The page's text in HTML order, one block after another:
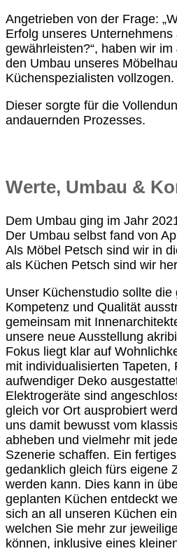
Angetrieben von der Frage:
Erfolg unseres
gewährleisten?“, haben wir
den Umbau unseres
Küchenspezialisten vollzogen.
Dieser sorgte für die
andauernden Prozesses.
Werte, Umbau &
Dem Umbau ging im Jahr
Der Umbau selbst fand von
Als Möbel Petsch sind wir in
als Küchen Petsch sind wir
Unser Küchenstudio sollte die
Kompetenz und Qualität
gemeinsam mit
unsere neue Ausstellung
Fokus liegt klar auf
mit individualisierten Tapeten,
aufwendiger Deko
Elektrogeräte sind
gleich vor Ort ausprobiert
uns damit bewusst vom
abheben und vielmehr mit
Szenerie schaffen. Ein
gedanklich gleich fürs eigene
werden kann. Dies kann in
geplanten Küchen entdeckt
sich an all unseren Küchen
welchen Sie mehr zur
können, inklusive eines